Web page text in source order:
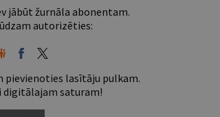
jābūt žurnāla abonentam.
autorizēties:
pievienoties lasītāju pulkam.
digitālajam saturam!